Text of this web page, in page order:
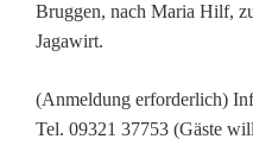
Bruggen, nach Maria Hilf,
Jagawirt.
(Anmeldung erforderlich)
Tel. 09321 37753 (Gäste